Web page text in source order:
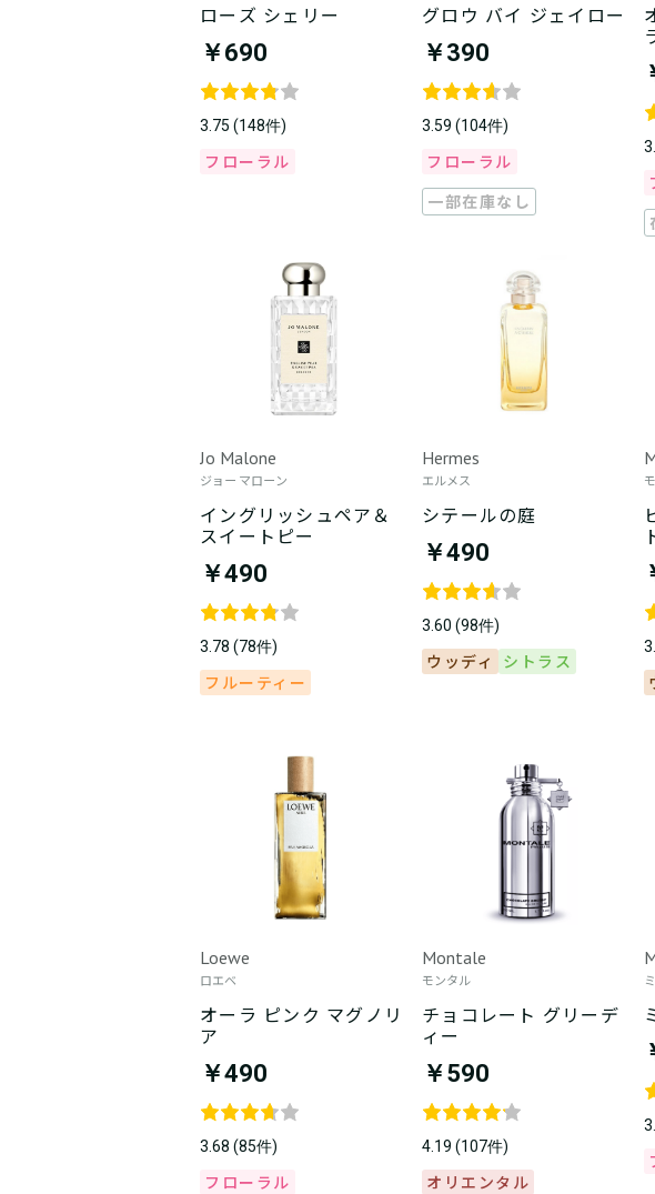
ローズ シェリー
￥690
3.75 (148件)
フローラル
グロウ バイ ジェイロー
￥390
3.59 (104件)
フローラル
一部在庫なし
Jo Malone
ジョー マローン
イングリッシュペア＆
スイートピー
￥490
3.78 (78件)
フルーティー
Hermes
エルメス
シテールの庭
￥490
3.60 (98件)
ウッディ シトラス
Loewe
ロエベ
オーラ ピンク マグノリ
ア
￥490
3.68 (85件)
フローラル
Montale
モンタル
チョコレート グリーデ
ィー
￥590
4.19 (107件)
オリエンタル